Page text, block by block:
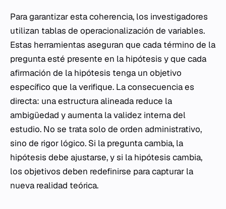
Para garantizar esta coherencia, los investigadores
utilizan tablas de operacionalización de variables.
Estas herramientas aseguran que cada término de la
pregunta esté presente en la hipótesis y que cada
afirmación de la hipótesis tenga un objetivo
específico que la verifique. La consecuencia es
directa: una estructura alineada reduce la
ambigüedad y aumenta la validez interna del
estudio. No se trata solo de orden administrativo,
sino de rigor lógico. Si la pregunta cambia, la
hipótesis debe ajustarse, y si la hipótesis cambia,
los objetivos deben redefinirse para capturar la
nueva realidad teórica.